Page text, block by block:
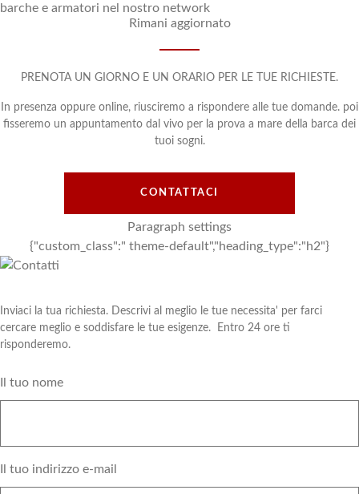
barche e armatori nel nostro network
Rimani aggiornato
PRENOTA UN GIORNO E UN ORARIO PER LE TUE RICHIESTE.
In presenza oppure online, riusciremo a rispondere alle tue domande. poi
fisseremo un appuntamento dal vivo per la prova a mare della barca dei
tuoi sogni.
CONTATTACI
Paragraph settings
{"custom_class":" theme-default","heading_type":"h2"}
Testo
long
Inviaci la tua richiesta. Descrivi al meglio le tue necessita' per farci
cercare meglio e soddisfare le tue esigenze. Entro 24 ore ti
risponderemo.
Il tuo nome
Il tuo indirizzo e-mail